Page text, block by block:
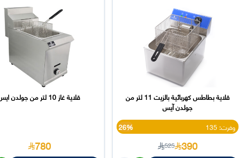
قلاية بطاطس كهربائية بالزيت 11 لتر من
جولدن آيس
وفرت: 135
26%
390
525
قلاية غاز 10 لتر من جولدن ايس
780